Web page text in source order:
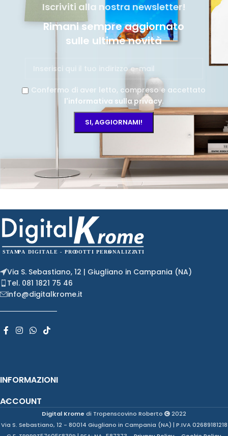
Iscriviti alla nostra newsletter!
Rimani sempre aggiornato
sulle ultime novità
Confermo di aver letto, compreso e accettato
l'informativa sulla privacy.
Via S. Sebastiano, 12 | Giugliano in Campania (NA)
Tel. 081 1821 75 46
info@digitalkrome.it
INFORMAZIONI
ACCOUNT
Digital Krome di Tropenscovino Roberto
2022
Via S. Sebastiano, 12 - 80014 Giugliano in Campania (NA) | P.IVA 02689181218